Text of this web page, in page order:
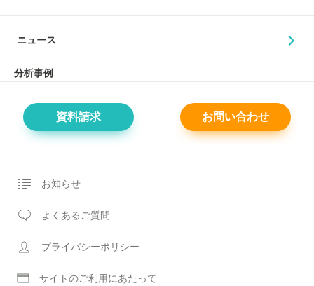
ニュース
分析事例
資料請求 お問い合わせ
お知らせ
よくあるご質問
プライバシーポリシー
サイトのご利用にあたって